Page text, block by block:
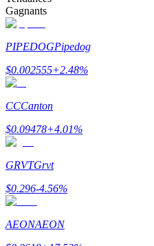
Gagner
Gagnants
PIPEDOGPipedog
$0.002555+2.48%
CCCanton
$0.09478+4.01%
GRVTGrvt
$0.296-4.56%
AEONAEON